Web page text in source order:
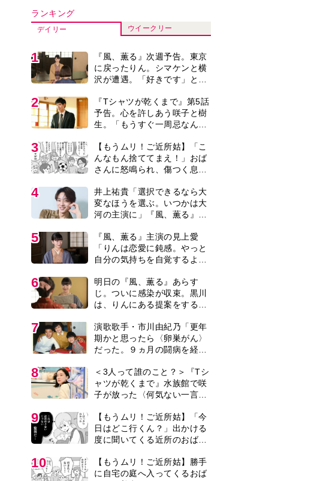
ランキング
デイリー ウイークリー
1
『風、薫る』次週予告。東京
に戻ったりん。シマケンと横
沢が遭遇。「好きです」と告
2
『Tシャツが乾くまで』第5話
予告。心を許しあう咲子と樹
生。「もうすぐ一周忌なんで
レあり＞
3
【もうムリ！ご近所姑】「こ
んなもん捨ててまえ！」おば
さんに怒鳴られ、傷つく息
【第3話】
4
井上祐貴「選択できるなら大
変なほうを選ぶ。いつかは大
河の主演に」『風、薫る』で
5
『風、薫る』主演の見上愛
「りんは恋愛に鈍感。やっと
自分の気持ちを自覚するよう
6
明日の『風、薫る』あらす
じ。ついに感染が収束。黒川
は、りんにある提案をする＜
7
演歌歌手・市川由紀乃「更年
期かと思ったら〈卵巣がん〉
だった。９ヵ月の闘病を経て
紙を今も支えに」【2026上半
期BEST】
8
＜3人って誰のこと？＞『Tシ
ャツが乾くまで』水族館で咲
子が放った〈何気ない一言〉
線？」「子どもの話だと…」
9
【もうムリ！ご近所姑】「今
日はどこ行くん？」出かける
度に聞いてくる近所のおばさ
まり…【第1話】
10
【もうムリ！ご近所姑】勝手
に自宅の庭へ入ってくるおば